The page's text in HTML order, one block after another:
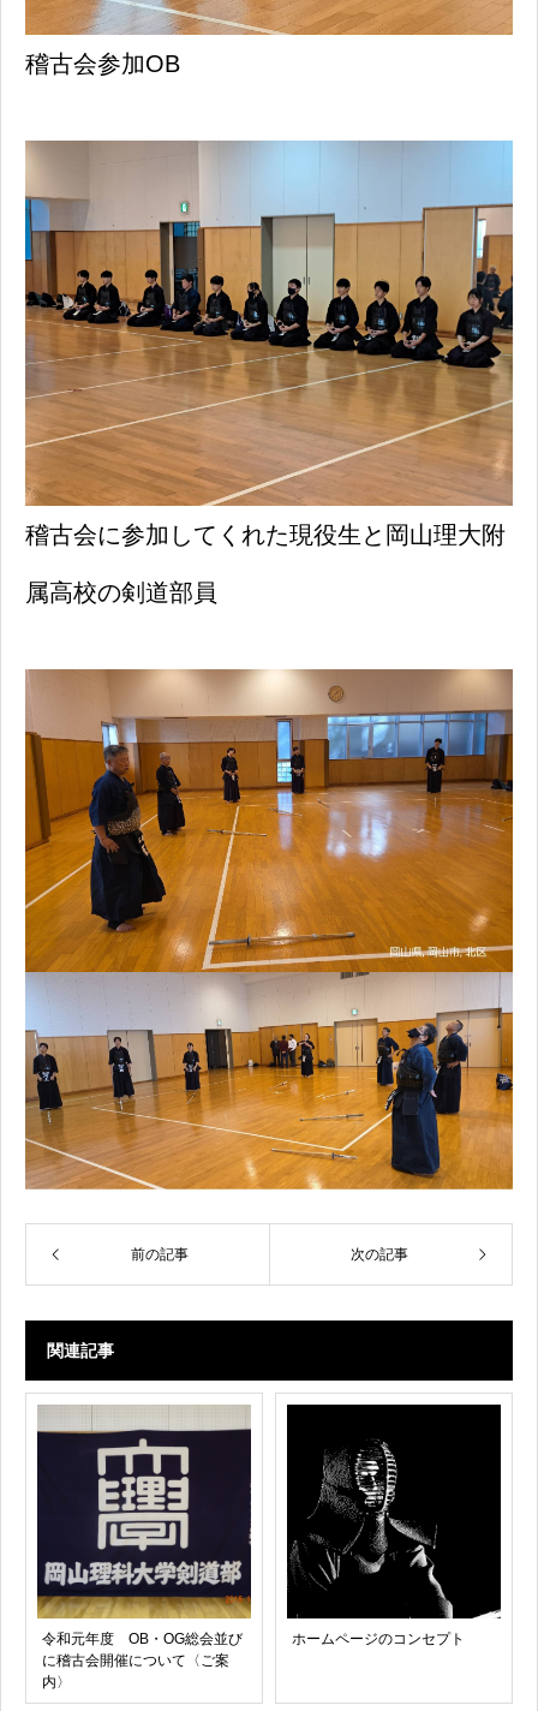
稽古会参加OB
稽古会に参加してくれた現役生と岡山理大附
属高校の剣道部員
前の記事 次の記事
関連記事
令和元年度 OB・OG総会並び
に稽古会開催について〈ご案
内〉
ホームページのコンセプト